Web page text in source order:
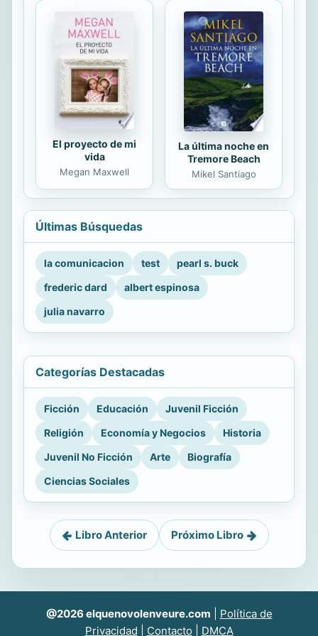
El proyecto de mi
vida
Megan Maxwell
La última noche en
Tremore Beach
Mikel Santiago
Últimas Búsquedas
la comunicacion test
pearl s. buck
frederic dard
albert espinosa
julia navarro
Categorías Destacadas
Ficción Educación
Juvenil Ficción
Religión
Economía y Negocios
Historia
Juvenil No Ficción
Arte
Biografía
Ciencias Sociales
Libro Anterior Próximo Libro
@2026 elquenovolenveure.com
Política de
Privacidad
Contacto DMCA